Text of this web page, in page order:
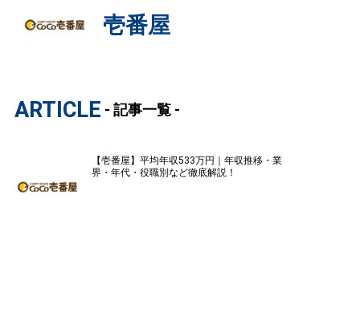
壱番屋
ARTICLE - 記事一覧 -
【壱番屋】平均年収533万円｜年収推移・業
界・年代・役職別など徹底解説！